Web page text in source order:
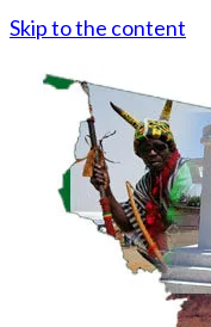
Skip to the content